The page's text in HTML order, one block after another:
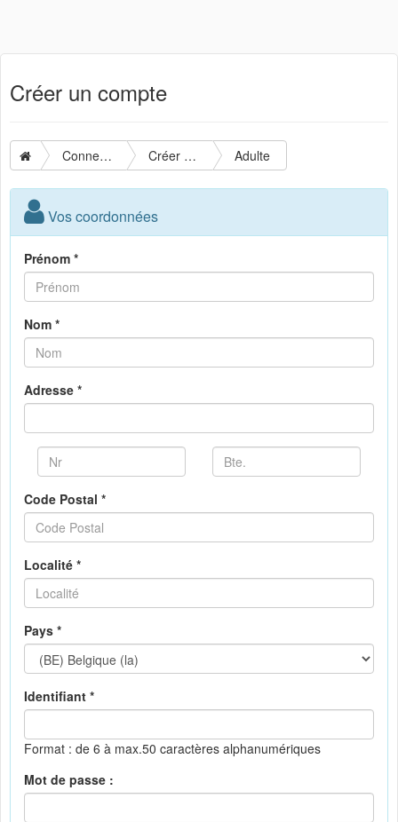
Créer un compte
Connexion Créer un compte Adulte
Vos coordonnées
Prénom *
Nom *
Adresse *
Code Postal *
Localité *
Pays *
Identifiant *
Format : de 6 à max.50 caractères alphanumériques
Mot de passe :